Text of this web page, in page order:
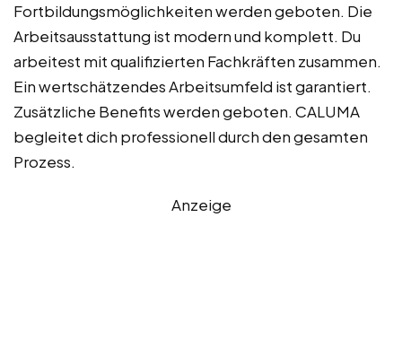
Fortbildungsmöglichkeiten werden geboten. Die
Arbeitsausstattung ist modern und komplett. Du
arbeitest mit qualifizierten Fachkräften zusammen.
Ein wertschätzendes Arbeitsumfeld ist garantiert.
Zusätzliche Benefits werden geboten. CALUMA
begleitet dich professionell durch den gesamten
Prozess.
Anzeige